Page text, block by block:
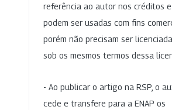
referência ao autor nos créditos
podem ser usadas com fins
porém não precisam ser
sob os mesmos termos dessa
- Ao publicar o artigo na RSP, o
cede e transfere para a ENAP os